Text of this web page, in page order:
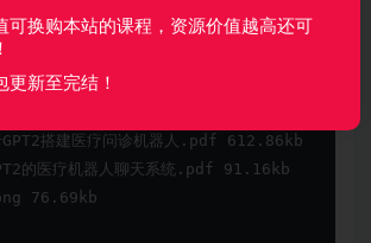
搭建医疗问诊机器人.pdf 612.86kb
的医疗机器人聊天系统.pdf 91.16kb
76.69kb
可换购本站的课程，资源价值越高还可
更新至完结！